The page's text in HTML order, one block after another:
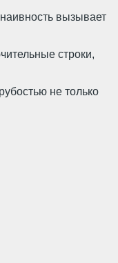
вызывает
строки,
не только